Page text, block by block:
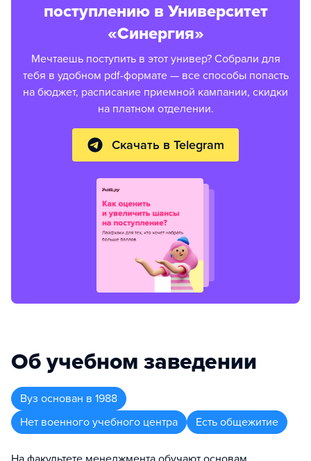
поступлению в Университет
«Синергия»
Мечтаешь поступить в этот универ? Собрали для
тебя в удобном pdf-формате — все способы попасть
на бюджет, расписание приемной кампании, скидки
на платном отделении.
Скачать в Telegram
Об учебном заведении
Вуз основан в 1988
Нет военного учебного центра
Есть общежитие